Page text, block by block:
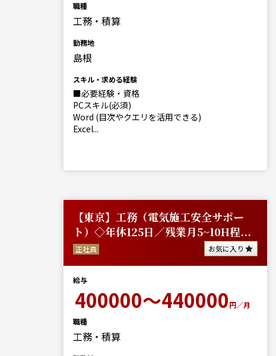
職種
工務・積算
勤務地
島根
スキル・求める経験
■必要経験・資格
PCスキル(必須)
Word (目次やクエリを活用できる)
Excel...
【東京】工務（電気施工安全サポー
ト）◇年休125日／残業月5~10H程...
正社員 お気に入り
給与
400000～440000円／月
職種
工務・積算